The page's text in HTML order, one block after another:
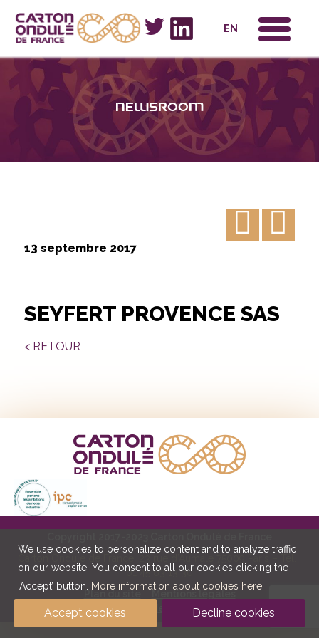
EN
Newsroom
13 septembre 2017
SEYFERT PROVENCE SAS
< RETOUR
Carton Ondulé de France, 23 rue d’Aumale 75009 Paris – Tél. :
01 45 63 13 30
Plan du site
Mentions légales
Politique de confidentialité et cookies
We use cookies to personalize content and to analyze traffic
on our website. You consent to all our cookies clicking the
‘Accept’ button.
More information about cookies here
Accept cookies Decline cookies